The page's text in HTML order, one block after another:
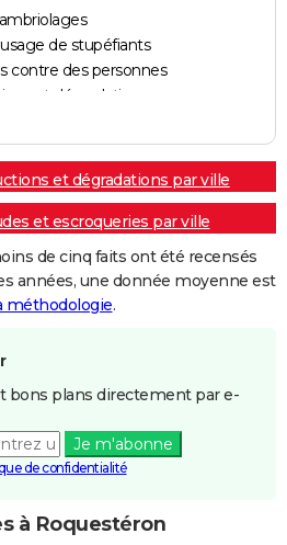
de stupéfiants
contre des personnes
et dégradations
et dégradations par ville
et escroqueries par ville
de cinq faits ont été recensés
années, une donnée moyenne est
méthodologie.
bons plans directement par e-
Je m'abonne
de confidentialité
à Roquestéron